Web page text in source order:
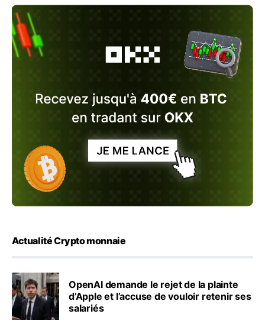
Actualité Crypto monnaie
OpenAI demande le rejet de la plainte
d’Apple et l’accuse de vouloir retenir ses
salariés